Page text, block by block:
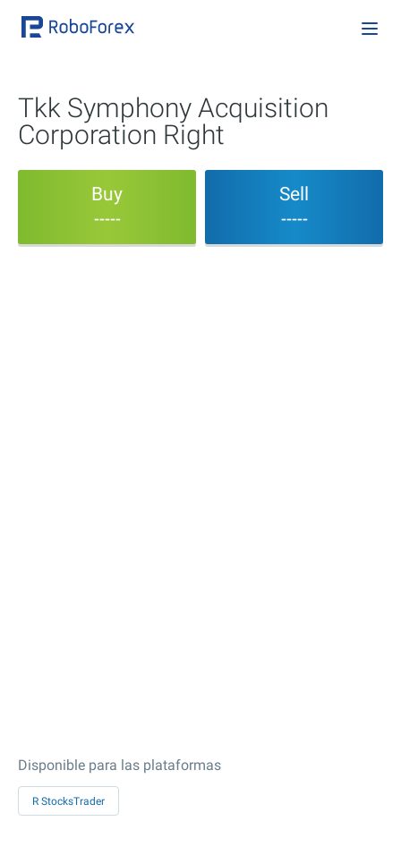
Tkk Symphony Acquisition
Corporation Right
Buy
-----
Sell
-----
Disponible para las plataformas
R StocksTrader